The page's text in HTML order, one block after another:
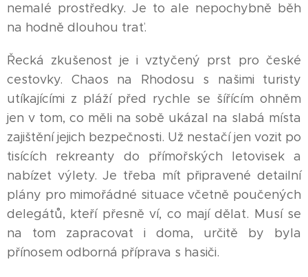
nemalé prostředky. Je to ale nepochybně běh
na hodně dlouhou trať.
Řecká zkušenost je i vztyčený prst pro české
cestovky. Chaos na Rhodosu s našimi turisty
utíkajícími z pláží před rychle se šířícím ohněm
jen v tom, co měli na sobě ukázal na slabá místa
zajištění jejich bezpečnosti. Už nestačí jen vozit po
tisících rekreanty do přímořských letovisek a
nabízet výlety. Je třeba mít připravené detailní
plány pro mimořádné situace včetně poučených
delegátů, kteří přesně ví, co mají dělat. Musí se
na tom zapracovat i doma, určitě by byla
přínosem odborná příprava s hasiči.